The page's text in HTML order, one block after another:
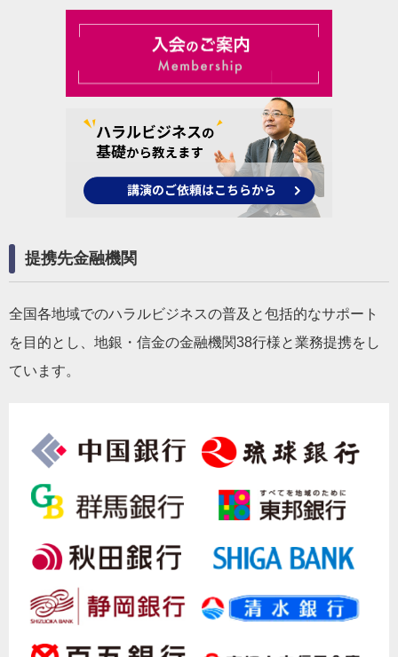
提携先金融機関
全国各地域でのハラルビジネスの普及と包括的なサポート
を目的とし、地銀・信金の金融機関38行様と業務提携をし
ています。